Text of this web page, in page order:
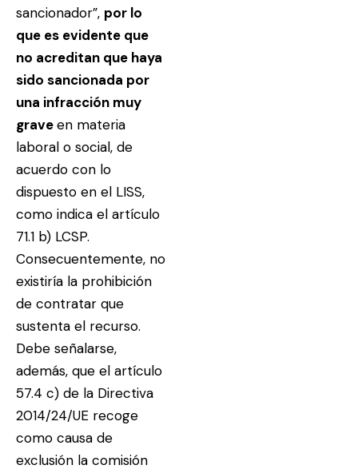
sancionador”, por lo
que es evidente que
no acreditan que haya
sido sancionada por
una infracción muy
graveen materia
laboral o social, de
acuerdo con lo
dispuesto en el LISS,
como indica el artículo
71.1 b) LCSP.
Consecuentemente, no
existiría la prohibición
de contratar que
sustenta el recurso.
Debe señalarse,
además, que el artículo
57.4 c) de la Directiva
2014/24/UE recoge
como causa de
exclusión la comisión